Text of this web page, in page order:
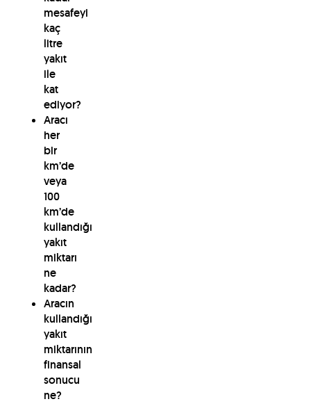
mesafeyi
kaç
litre
yakıt
ile
kat
ediyor?
Aracı
her
bir
km’de
veya
100
km’de
kullandığı
yakıt
miktarı
ne
kadar?
Aracın
kullandığı
yakıt
miktarının
finansal
sonucu
ne?